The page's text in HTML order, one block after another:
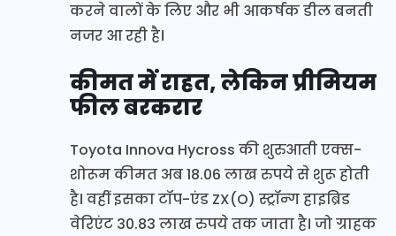
करने वालों के लिए और भी आकर्षक डील बनती
नजर आ रही है।
कीमत में राहत, लेकिन प्रीमियम
फील बरकरार
Toyota Innova Hycross की शुरुआती एक्स-
शोरूम कीमत अब 18.06 लाख रुपये से शुरू होती
है। वहीं इसका टॉप-एंड ZX(O) स्ट्रॉन्ग हाइब्रिड
वेरिएंट 30.83 लाख रुपये तक जाता है। जो ग्राहक